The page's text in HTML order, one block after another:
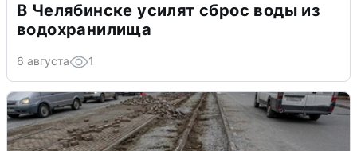
В Челябинске усилят сброс воды из
водохранилища
6 августа 1